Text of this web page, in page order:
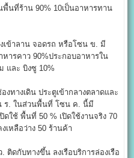
พื้นที่ร้าน 90% 10เป็นอาหารทาน
ข้าลาน จอดรถ หรือโซน ข. มี
ารคาว 90%ประกอบอาหารใน
และ บิงซู 10%
ทางเดิน ประตูเข้ากลางตลาดและ
ร. ในส่วนพื้นที่ โซน ค. นี้มี
ดใช้ พื้นที่ 50 % เปิดใช้งานจริง 70
เหลือว่าง 50 ร้านค้า
ดกับทางขึ้น ลงเรือบริการล่องเรือ